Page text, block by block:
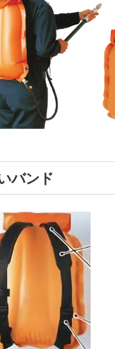
人材
バンド